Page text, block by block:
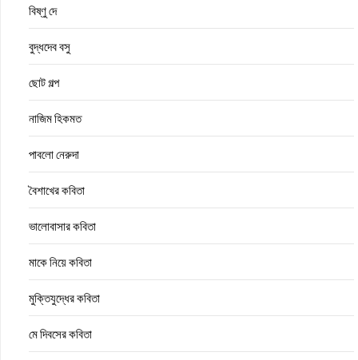
বিষ্ণু দে
বুদ্ধদেব বসু
ছোট গল্প
নাজিম হিকমত
পাবলো নেরুদা
বৈশাখের কবিতা
ভালোবাসার কবিতা
মাকে নিয়ে কবিতা
মুক্তিযুদ্ধের কবিতা
মে দিবসের কবিতা